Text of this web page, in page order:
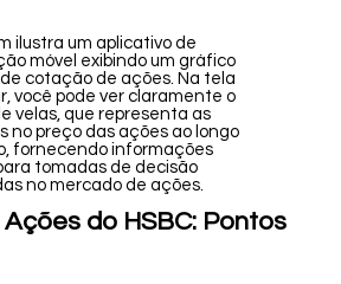
ilustra um aplicativo de
móvel exibindo um gráfico
cotação de ações. Na tela
você pode ver claramente o
velas, que representa as
no preço das ações ao longo
fornecendo informações
tomadas de decisão
no mercado de ações.
do HSBC: Pontos